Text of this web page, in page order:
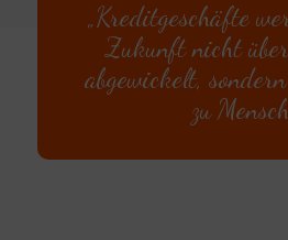
„Kreditgeschäfte
Zukunft nicht
abgewickelt,
zu